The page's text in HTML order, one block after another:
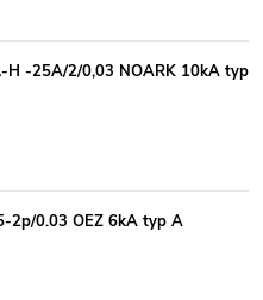
H -25A/2/0,03 NOARK 10kA typ
2p/0.03 OEZ 6kA typ A